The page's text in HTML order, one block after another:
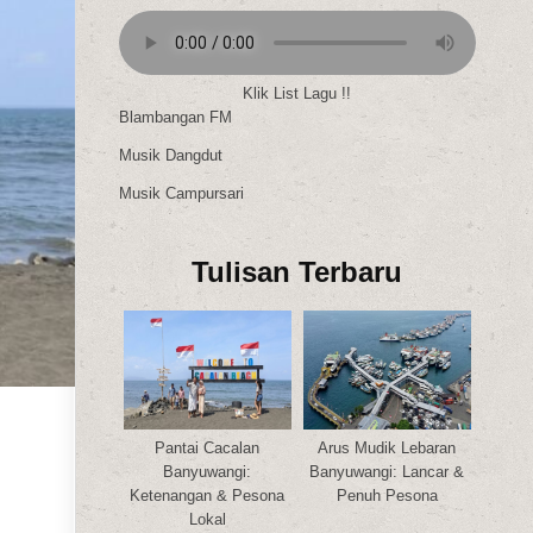
Klik List Lagu !!
Blambangan FM
Musik Dangdut
Musik Campursari
Tulisan Terbaru
Pantai Cacalan
Banyuwangi:
Ketenangan & Pesona
Lokal
Arus Mudik Lebaran
Banyuwangi: Lancar &
Penuh Pesona